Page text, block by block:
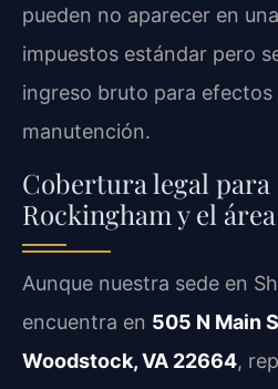
pueden no aparecer en
impuestos estándar pero
ingreso bruto para
manutención.
Cobertura legal para
Rockingham y el
Aunque nuestra sede en
encuentra en 505 N Main
Woodstock, VA 22664,